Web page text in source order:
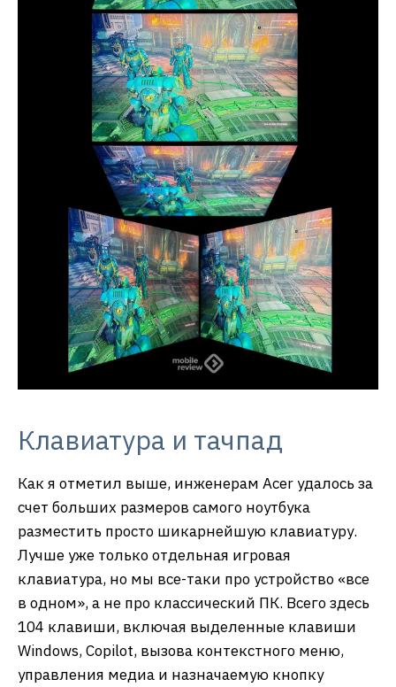
Клавиатура и тачпад
Как я отметил выше, инженерам Acer удалось за
счет больших размеров самого ноутбука
разместить просто шикарнейшую клавиатуру.
Лучше уже только отдельная игровая
клавиатура, но мы все-таки про устройство «все
в одном», а не про классический ПК. Всего здесь
104 клавиши, включая выделенные клавиши
Windows, Copilot, вызова контекстного меню,
управления медиа и назначаемую кнопку